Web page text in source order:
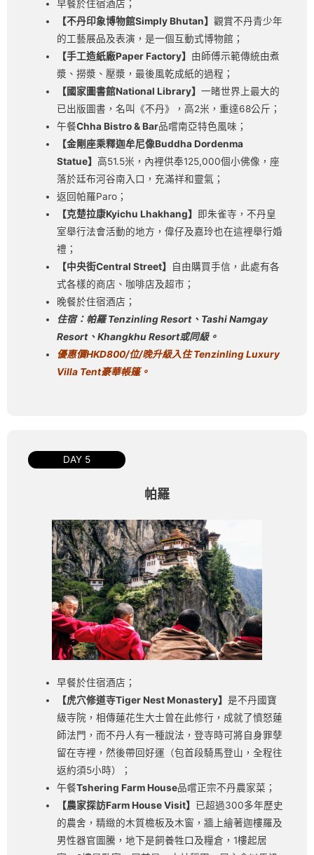
早餐於住宿酒店；
【不丹印象博物館Simply Bhutan】觀賞不丹青少年
的工藝展品及表演，是一個互動式博物館；
【手工造紙廠Paper Factory】 由師傅示範傳統由煮
漿、撈漿、壓漿，最後風乾成紙的過程；
【國家圖書館National Library】一睹世界上最大的
已出版圖書，名叫《不丹》，高2米，重達68公斤；
午餐Chha Bistro & Bar品嚐南亞特色風味；
【金剛座乘釋迦牟尼像Buddha Dordenma
Statue】高51.5米，內裡供奉125,000個小佛像，座
落於廷布河谷南入口，充滿祥和靈氣；
返回帕羅Paro；
【克楚拉康Kyichu Lhakhang】 即朱雀寺，不丹皇
室舉行法會活動的地方，偉仔及嘉玲也在這裡舉行婚
禮；
【中央街Central Street】
自由購買手信，此處有各
式各樣的商店、咖啡店及超市；
晚餐於住宿酒店；
住宿：帕羅 Tenzinling Resort、 Tashi Namgay
Resort、Khangkhu Resort或同級。
優惠價HKD800/位/晚升級入住Tenzinling Luxury
Villa Tent豪華帳篷。
DAY 5
帕羅
早餐於住宿酒店；
【虎穴修道寺Tiger Nest Monastery】是不丹國寶
級寺院，相傳蓮花生大士曾在此修行，成就了憤怒蓮
師法門，而不丹人有一種說法，登寺時可將自身罪孽
留在寺裡，然後帶回好運（包首段騎馬登山，全程往
返約須5小時）；
午餐Tshering Farm House品嚐正宗不丹農家菜；
【農家探訪Farm House Visit】 已超過300多年歷史
的農舍，精緻的木質檐板及木窗，牆上繪著迦樓羅及
男性器官圖騰，地下是飼養牲口及糧倉，1樓起居